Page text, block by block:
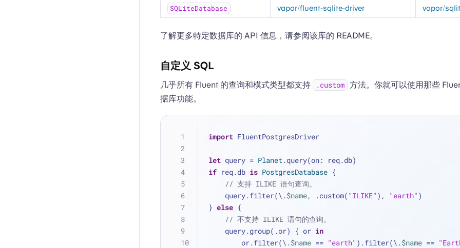
SQLiteDatabase vapor/fluent-sqlite-driver vapor/
了解更多特定数据库的 API 信息，请参阅该库的 README。
自定义 SQL
几乎所有 Fluent 的查询和模式类型都支持 .custom 方法。你就可以使用那些
据库功能。
import FluentPostgresDriver
let query = Planet.query(on: req.db)
if req.db is PostgresDatabase {
// 支持 ILIKE 语句查询。
    query.filter(\.
$name, .custom( "ILIKE" ), "earth" )
} else {
// 不支持 ILIKE 语句的查询。
    query.group(.or) { or
in
        or.filter(\.
$name == "earth" ).filter(\.$name ==